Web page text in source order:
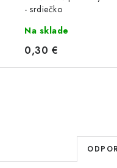
- srdiečko
Na sklade
0,30 €
R